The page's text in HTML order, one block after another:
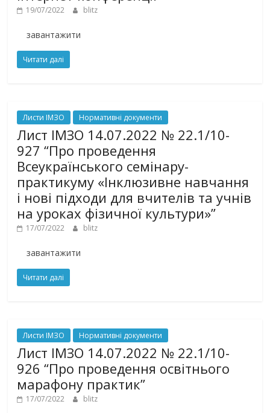
19/07/2022 blitz
завантажити
Читати далі
Листи ІМЗО Нормативні документи
Лист ІМЗО 14.07.2022 № 22.1/10-
927 “Про проведення
Всеукраїнського семінару-
практикуму «Інклюзивне навчання
і нові підходи для вчителів та учнів
на уроках фізичної культури»”
17/07/2022 blitz
завантажити
Читати далі
Листи ІМЗО Нормативні документи
Лист ІМЗО 14.07.2022 № 22.1/10-
926 “Про проведення освітнього
марафону практик”
17/07/2022 blitz